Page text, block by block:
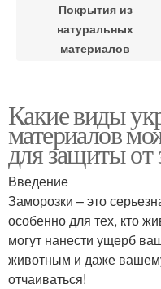
Покрытия из
натуральных
материалов
Какие виды
материалов
для защиты от
Введение
Заморозки – это
особенно для тех, кто
могут нанести ущерб
животным и даже
отчаиваться!